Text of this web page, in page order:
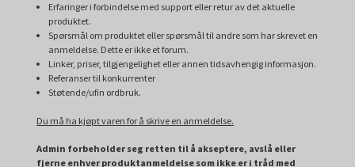
Erfaringer i forbindelse med support eller retur av det aktuelle
produktet.
Spørsmål om produktet eller spørsmål til andre som har skrevet en
anmeldelse. Dette er ikke et forum.
Linker, priser, tilgjengelighet eller annen tidsavhengig informasjon.
Referanser til konkurrenter
Støtende/ufin ordbruk.
Du må ha kjøpt varen for å skrive en anmeldelse.
Admin forbeholder seg retten til å akseptere, avslå eller
fjerne enhver produktanmeldelse som ikke er i tråd med